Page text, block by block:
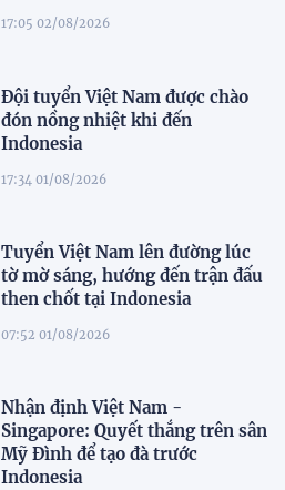
17:05 02/08/2026
Đội tuyển Việt Nam được chào
đón nồng nhiệt khi đến
Indonesia
17:34 01/08/2026
Tuyển Việt Nam lên đường lúc
tờ mờ sáng, hướng đến trận đấu
then chốt tại Indonesia
07:52 01/08/2026
Nhận định Việt Nam -
Singapore: Quyết thắng trên sân
Mỹ Đình để tạo đà trước
Indonesia